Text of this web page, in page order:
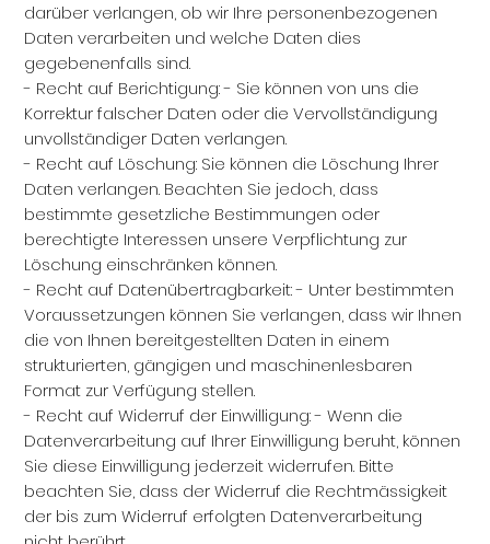
darüber verlangen, ob wir Ihre personenbezogenen
Daten verarbeiten und welche Daten dies
gegebenenfalls sind.
- Recht auf Berichtigung: - Sie können von uns die
Korrektur falscher Daten oder die Vervollständigung
unvollständiger Daten verlangen.
- Recht auf Löschung: Sie können die Löschung Ihrer
Daten verlangen. Beachten Sie jedoch, dass
bestimmte gesetzliche Bestimmungen oder
berechtigte Interessen unsere Verpflichtung zur
Löschung einschränken können.
- Recht auf Datenübertragbarkeit: - Unter bestimmten
Voraussetzungen können Sie verlangen, dass wir Ihnen
die von Ihnen bereitgestellten Daten in einem
strukturierten, gängigen und maschinenlesbaren
Format zur Verfügung stellen.
- Recht auf Widerruf der Einwilligung: - Wenn die
Datenverarbeitung auf Ihrer Einwilligung beruht, können
Sie diese Einwilligung jederzeit widerrufen. Bitte
beachten Sie, dass der Widerruf die Rechtmässigkeit
der bis zum Widerruf erfolgten Datenverarbeitung